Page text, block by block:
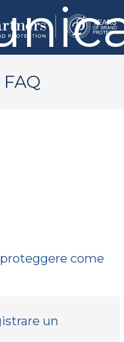
FAQ
proteggere come
un